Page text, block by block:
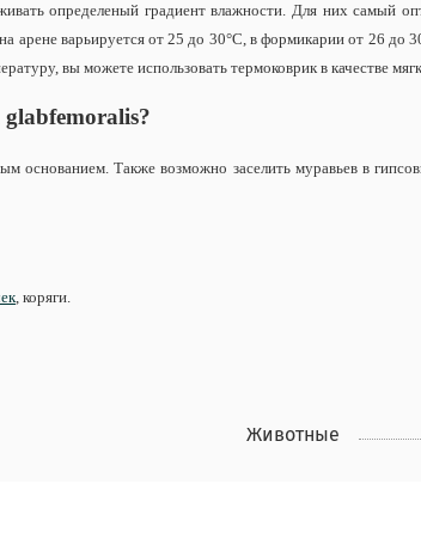
определеный градиент влажности. Для них самый
варьируется от 25 до 30°С, в формикарии от 26 до
вы можете использовать термоковрик в качестве
?
основанием. Также возможно заселить муравьев в
, коряги.
Животные